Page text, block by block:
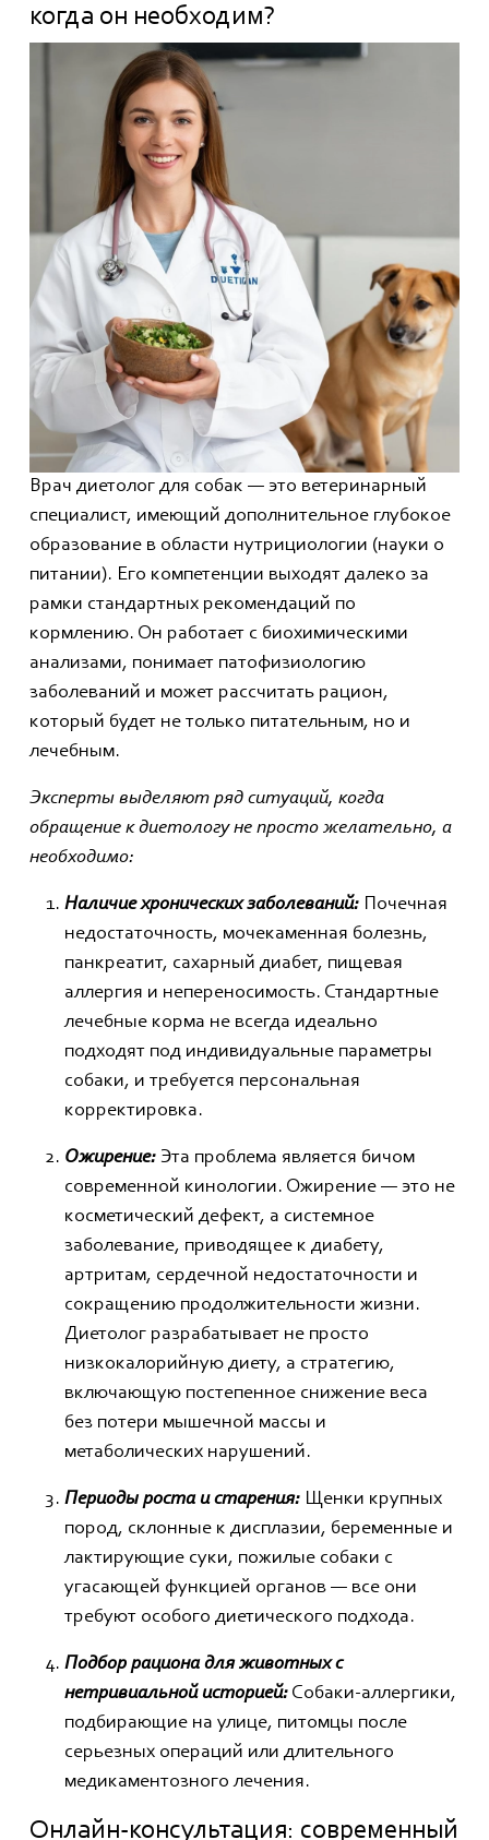
когда он необходим?
Врач диетолог для собак — это ветеринарный
специалист, имеющий дополнительное глубокое
образование в области нутрициологии (науки о
питании). Его компетенции выходят далеко за
рамки стандартных рекомендаций по
кормлению. Он работает с биохимическими
анализами, понимает патофизиологию
заболеваний и может рассчитать рацион,
который будет не только питательным, но и
лечебным.
Эксперты выделяют ряд ситуаций, когда
обращение к диетологу не просто желательно, а
необходимо:
Наличие хронических заболеваний: Почечная
недостаточность, мочекаменная болезнь,
панкреатит, сахарный диабет, пищевая
аллергия и непереносимость. Стандартные
лечебные корма не всегда идеально
подходят под индивидуальные параметры
собаки, и требуется персональная
корректировка.
Ожирение: Эта проблема является бичом
современной кинологии. Ожирение — это не
косметический дефект, а системное
заболевание, приводящее к диабету,
артритам, сердечной недостаточности и
сокращению продолжительности жизни.
Диетолог разрабатывает не просто
низкокалорийную диету, а стратегию,
включающую постепенное снижение веса
без потери мышечной массы и
метаболических нарушений.
Периоды роста и старения: Щенки крупных
пород, склонные к дисплазии, беременные и
лактирующие суки, пожилые собаки с
угасающей функцией органов — все они
требуют особого диетического подхода.
Подбор рациона для животных с
нетривиальной историей: Собаки-аллергики,
подбирающие на улице, питомцы после
серьезных операций или длительного
медикаментозного лечения.
Онлайн-консультация: современный